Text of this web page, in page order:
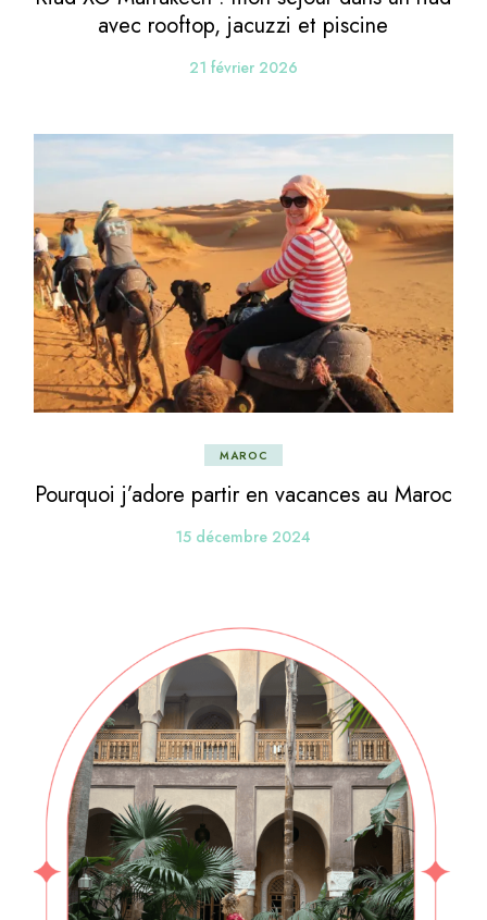
avec rooftop, jacuzzi et piscine
21 février 2026
MAROC
Pourquoi j’adore partir en vacances au Maroc
15 décembre 2024